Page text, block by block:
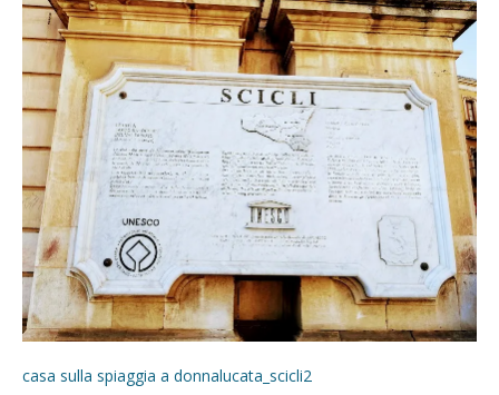
casa sulla spiaggia a donnalucata_scicli2